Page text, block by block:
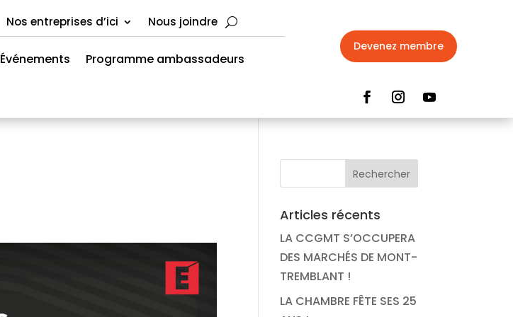
Nos entreprises d’ici Nous joindre
Événements Programme ambassadeurs
Devenez membre
Articles récents
LA CCGMT S’OCCUPERA
DES MARCHÉS DE MONT-
TREMBLANT !
LA CHAMBRE FÊTE SES 25